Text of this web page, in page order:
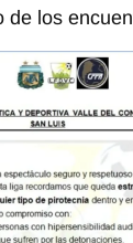
de los